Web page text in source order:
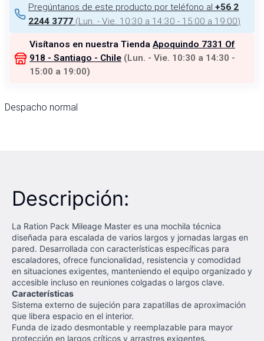
Pregúntanos de este producto por teléfono al +56 2
2244 3777 (Lun. - Vie. 10:30 a 14:30 - 15:00 a 19:00)
Visítanos en nuestra Tienda Apoquindo 7331 Of
918 - Santiago - Chile (Lun. - Vie. 10:30 a 14:30 -
15:00 a 19:00)
Despacho normal
Descripción:
La Ration Pack Mileage Master es una mochila técnica
diseñada para escalada de varios largos y jornadas largas en
pared. Desarrollada con características específicas para
escaladores, ofrece funcionalidad, resistencia y comodidad
en situaciones exigentes, manteniendo el equipo organizado y
accesible incluso en reuniones colgadas o largos clave.
Características
Sistema externo de sujeción para zapatillas de aproximación
que libera espacio en el interior.
Funda de izado desmontable y reemplazable para mayor
protección en largos críticos y arrastres exigentes.